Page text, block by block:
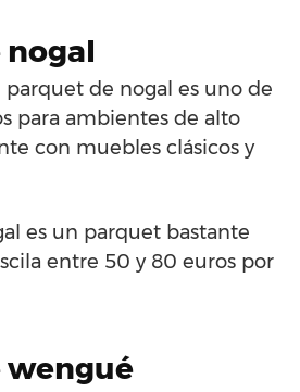
nogal
parquet de nogal es uno de
para ambientes de alto
con muebles clásicos y
es un parquet bastante
entre 50 y 80 euros por
wengué